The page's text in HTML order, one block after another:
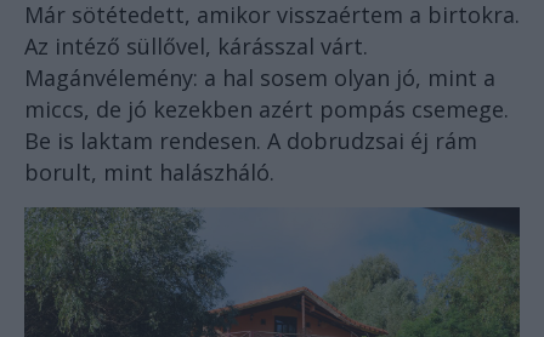
Már sötétedett, amikor visszaértem a birtokra.
Az intéző süllővel, kárásszal várt.
Magánvélemény: a hal sosem olyan jó, mint a
miccs, de jó kezekben azért pompás csemege.
Be is laktam rendesen. A dobrudzsai éj rám
borult, mint halászháló.